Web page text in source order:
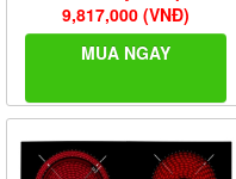
9,817,000 (VNĐ)
MUA NGAY